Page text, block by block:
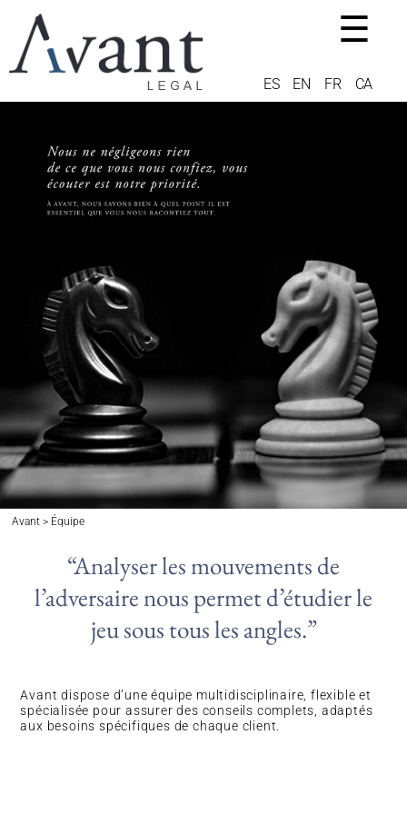
☰
ES EN FR CA
Avant > Équipe
“Analyser les mouvements de
l’adversaire nous permet d’étudier le
jeu sous tous les angles.”
Avant dispose d’une équipe multidisciplinaire, flexible et
spécialisée pour assurer des conseils complets, adaptés
aux besoins spécifiques de chaque client.